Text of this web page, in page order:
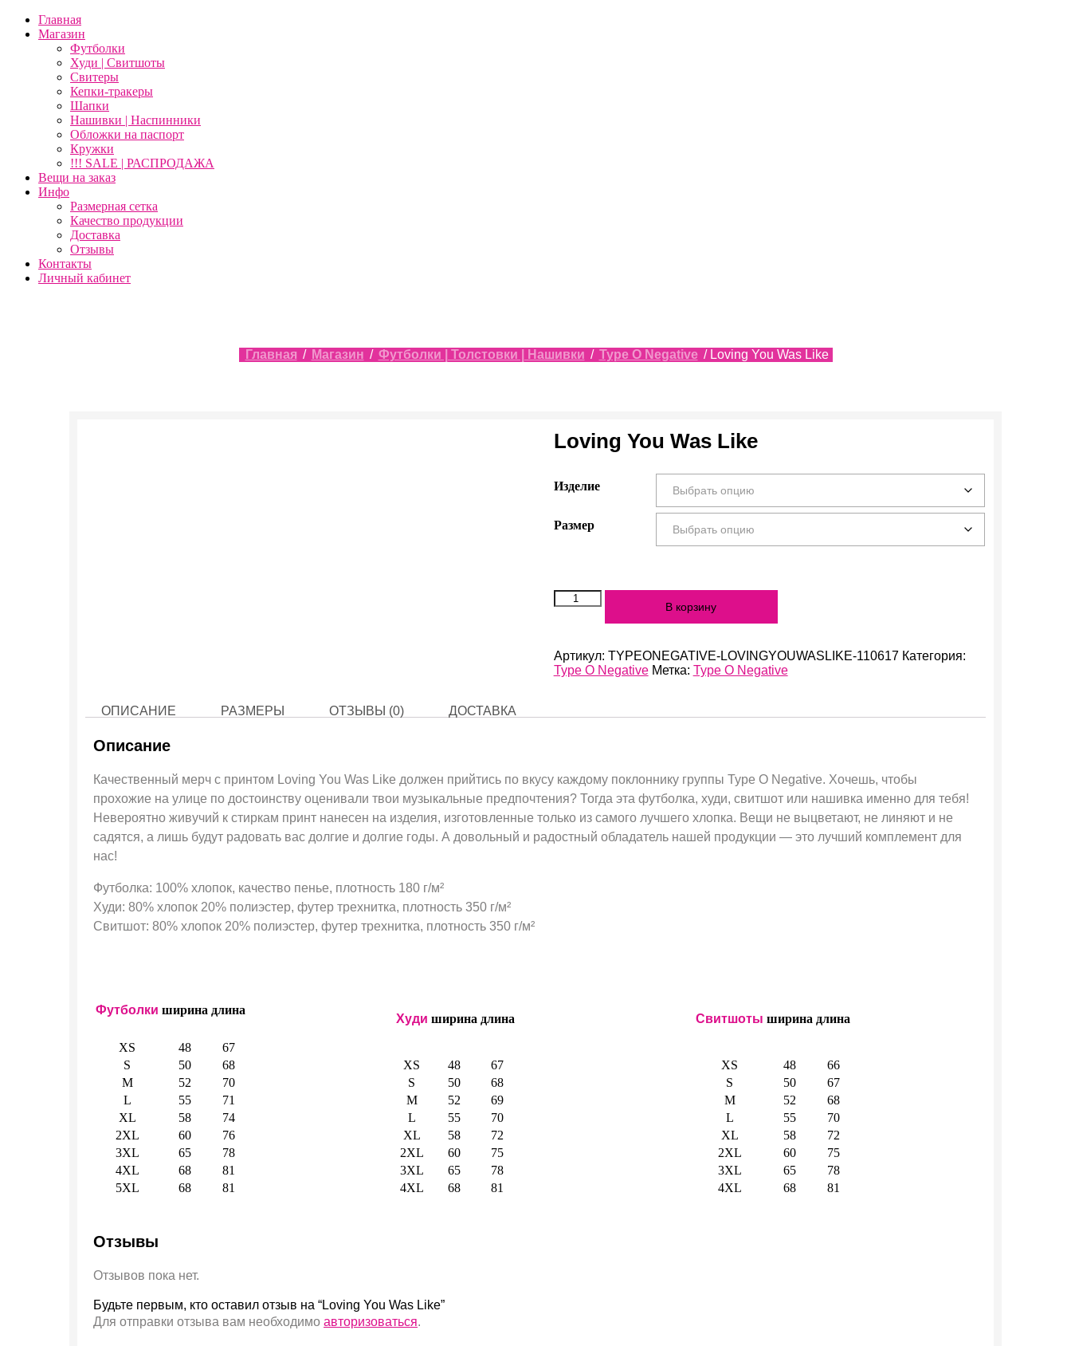
Главная
Магазин
Футболки
Худи | Свитшоты
Свитеры
Кепки-тракеры
Шапки
Нашивки | Наспинники
Обложки на паспорт
Кружки
!!! SALE | РАСПРОДАЖА
Вещи на заказ
Инфо
Размерная сетка
Качество продукции
Доставка
Отзывы
Контакты
Личный кабинет
Главная / Магазин / Футболки | Толстовки | Нашивки / Type O Negative / Loving You Was Like
Loving You Was Like
Изделие
Размер
Количество
Loving
Like
В корзину
Артикул: TYPEONEGATIVE-LOVINGYOUWASLIKE-110617 Категория:
Type O Negative Метка: Type O Negative
ОПИСАНИЕ РАЗМЕРЫ ОТЗЫВЫ (0) ДОСТАВКА
Описание
Качественный мерч с принтом Loving You Was Like должен прийтись по вкусу каждому поклоннику группы Type O Negative. Хочешь, чтобы
прохожие на улице по достоинству оценивали твои музыкальные предпочтения? Тогда эта футболка, худи, свитшот или нашивка именно для тебя!
Невероятно живучий к стиркам принт нанесен на изделия, изготовленные только из самого лучшего хлопка. Вещи не выцветают, не линяют и не
садятся, а лишь будут радовать вас долгие и долгие годы. А довольный и радостный обладатель нашей продукции — это лучший комплемент для
нас!
Футболка: 100% хлопок, качество пенье, плотность 180 г/м²
Худи: 80% хлопок 20% полиэстер, футер трехнитка, плотность 350 г/м²
Свитшот: 80% хлопок 20% полиэстер, футер трехнитка, плотность 350 г/м²
Футболки ширина длина
XS 48
67
S
50
68
M
52
70
L
55
71
XL
58
74
2XL
60
76
3XL
65
78
4XL
68
81
5XL
68 81
Худи ширина длина
XS 48
67
S
50
68
M
52
69
L
55
70
XL
58
72
2XL
60
75
3XL
65
78
4XL
68 81
Свитшоты ширина длина
XS 48
66
S
50
67
M
52
68
L
55
70
XL
58
72
2XL
60
75
3XL
65
78
4XL
68 81
Отзывы
Отзывов пока нет.
Будьте первым, кто оставил отзыв на “Loving You Was Like”
Для отправки отзыва вам необходимо авторизоваться.